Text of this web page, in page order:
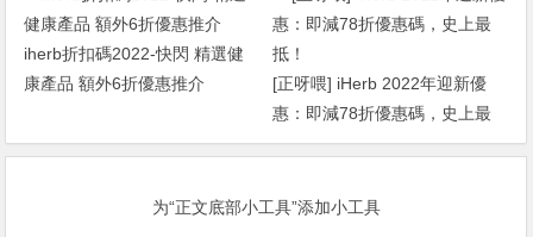
iherb折扣碼2022-快閃 精選健
康產品 額外6折優惠推介
[正呀喂] iHerb 2022年迎新優
惠：即減78折優惠碼，史上最
抵！
为“正文底部小工具”添加小工具